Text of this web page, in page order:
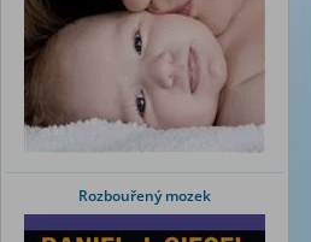
Rozbouřený mozek